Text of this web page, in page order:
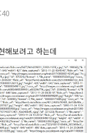
보려고 하는데